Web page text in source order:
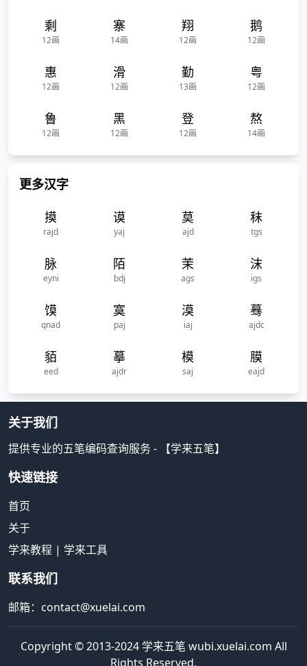
剩
12画
寨
14画
翔
12画
鹅
12画
惠
12画
滑
12画
勤
13画
粤
12画
鲁
12画
黑
12画
登
12画
熬
14画
更多汉字
摸
rajd
谟
yaj
莫
ajd
秣
tgs
脉
eyni
陌
bdj
茉
ags
沫
igs
馍
qnad
寞
paj
漠
iaj
蓦
ajdc
貊
eed
摹
ajdr
模
saj
膜
eajd
关于我们
提供专业的五笔编码查询服务 - 【学来五笔】
快速链接
首页
关于
学来教程 | 学来工具
联系我们
邮箱：contact@xuelai.com
Copyright © 2013-2024 学来五笔 wubi.xuelai.com All
Rights Reserved.